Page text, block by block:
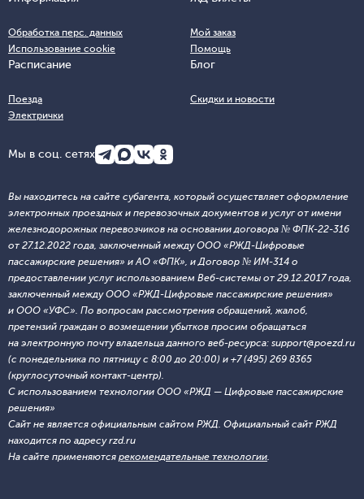
Обработка перс. данных
Использование cookie
Мой заказ
Помощь
Расписание
Поезда
Электрички
Блог
Скидки и новости
Мы в соц. сетях
Вы находитесь на сайте субагента, который осуществляет оформление
электронных проездных и перевозочных документов и услуг от имени
железнодорожных перевозчиков на основании договора № ФПК-22-316
от 27.12.2022 года, заключенный между ООО «РЖД-Цифровые
пассажирские решения» и АО «ФПК», и Договор № ИМ-314 о
предоставлении услуг использованием Веб-системы от 29.12.2017 года,
заключенный между ООО «РЖД-Цифровые пассажирские решения»
и ООО «УФС». По вопросам рассмотрения обращений, жалоб,
претензий граждан о возмещении убытков просим обращаться
на электронную почту владельца данного веб-ресурса: support@poezd.ru
(с понедельника по пятницу с 8:00 до 20:00) и +7 (495) 269 8365
(круглосуточный контакт-центр).
С использованием технологии ООО «РЖД — Цифровые пассажирские
решения»
Сайт не является официальным сайтом РЖД. Официальный сайт РЖД
находится по адресу rzd.ru
На сайте применяются рекомендательные технологии.